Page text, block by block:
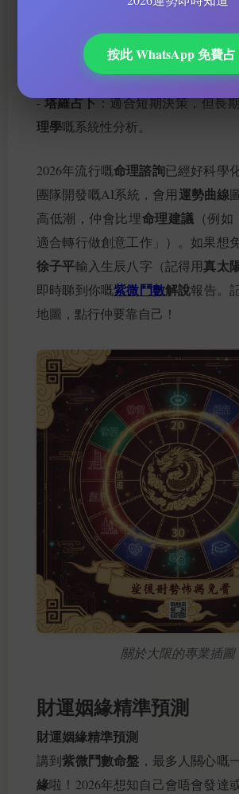
：擅長睇具體事件時機
司最有利），但唔似紫微鬥數咁全
袁天罡稱骨：側重先天福氣，對
-塔羅占卜：適合短期決策，但長
理學嘅系統性分析。
2026年流行嘅命理諮詢已經好科學
團隊開發嘅AI系統，會用運勢曲線
高低潮，仲會比埋命理建議 （例
適合轉行做創意工作」）。如果想
徐子平輸入生辰八字（記得用真太
即時睇到你嘅紫微鬥數解說報告。
地圖，點行仲要靠自己！
關於大限的專業插圖
財運姻緣精準預測
財運姻緣精準預測
講到紫微鬥數命盤 ，最多人關心嘅
緣啦！2026年想知自己會唔會發達
按此 WhatsApp 免費占